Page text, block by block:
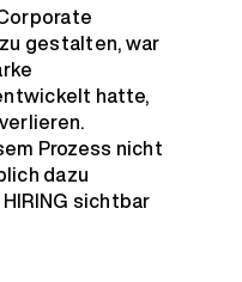
gestalten, war
hatte,
Prozess nicht
dazu
sichtbar